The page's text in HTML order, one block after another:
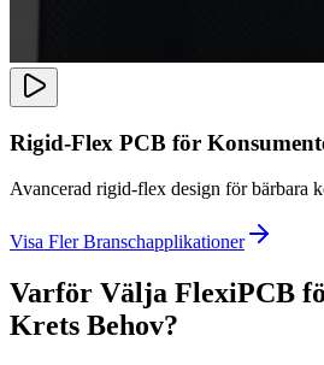
Rigid-Flex PCB för
Avancerad rigid-flex design för bärbara
Visa Fler Branschapplikationer
Varför Välja FlexiPCB
Krets Behov?